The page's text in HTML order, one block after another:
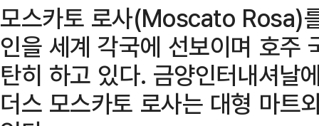
모스카토 로사(Moscato Rosa)
인을 세계 각국에 선보이며 호주
탄히 하고 있다. 금양인터내셔날
더스 모스카토 로사는 대형 마트